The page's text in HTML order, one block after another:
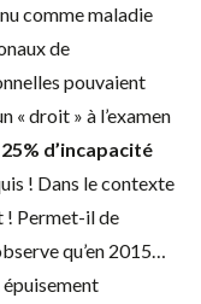
comme maladie
de
pouvaient
« droit » à l’examen
25% d’incapacité
! Dans le contexte
! Permet-il de
qu’en 2015…
épuisement